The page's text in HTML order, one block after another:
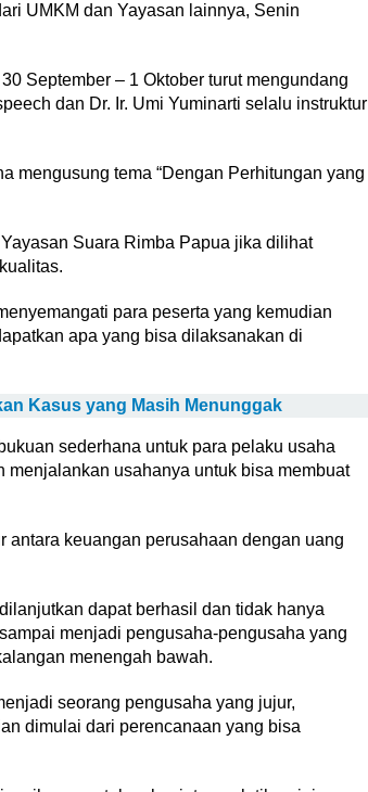
UMKM dan Yayasan lainnya, Senin
September – 1 Oktober turut mengundang
dan Dr. Ir. Umi Yuminarti selalu instruktur
mengusung tema “Dengan Perhitungan yang
Suara Rimba Papua jika dilihat
para peserta yang kemudian
apa yang bisa dilaksanakan di
Kasus yang Masih Menunggak
sederhana untuk para pelaku usaha
usahanya untuk bisa membuat
antara keuangan perusahaan dengan uang
dapat berhasil dan tidak hanya
menjadi pengusaha-pengusaha yang
menengah bawah.
seorang pengusaha yang jujur,
dimulai dari perencanaan yang bisa